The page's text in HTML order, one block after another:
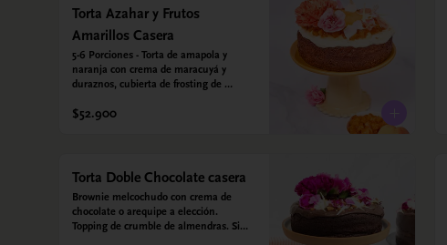
Torta Azahar y Frutos
Amarillos Casera
5-6 Porciones - Torta de amapola y
naranja con crema de maracuyá y
duraznos, cubierta de frosting de
Apto para diabeticos
$52.900
Torta Doble Chocolate casera
Brownie melcochudo con crema de
chocolate o arequipe a elección.
Topping de crumble de almendras. Sin